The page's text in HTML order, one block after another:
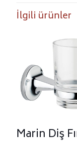
İlgili ürünler
Marin Diş